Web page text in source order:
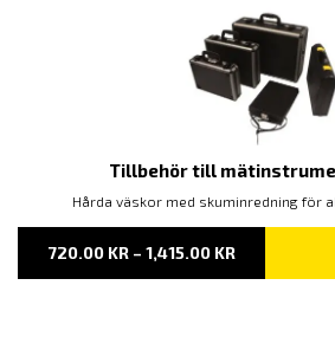
Tillbehör till
Hårda väskor med skuminredning för
720.00 KR – 1,415.00 KR
TILL